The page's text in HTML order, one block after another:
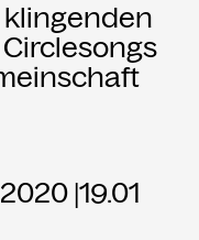
wir
und
|19.01